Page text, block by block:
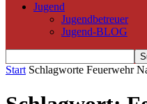
Jugend
Jugendbetreuer
Jugend-BLOG
Start Schlagworte Feuerwehr